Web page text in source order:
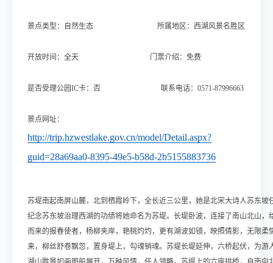
景点类型：自然生态 所属地区：西湖风景名胜区
开放时间：全天 门票介绍：免费
是否受理公园IC卡：否 联系电话：0571-87996663
景点网址：
http://trip.hzwestlake.gov.cn/model/Detail.aspx?
guid=28a69aa0-8395-49e5-b58d-2b5155883736
苏堤南起南屏山麓，北到栖霞岭下，全长近三公里，她是北宋大诗人苏东
纪念苏东坡治理西湖的功绩将她命名为苏堤。长堤卧波，连接了南山北山
而来的报春使者，杨柳夹岸，艳桃灼灼，更有湖波如镜，映照倩影，无限
来，柳丝舒卷飘忽，置身堤上，勾魂销魂。 苏堤长堤延伸，六桥起伏，为游